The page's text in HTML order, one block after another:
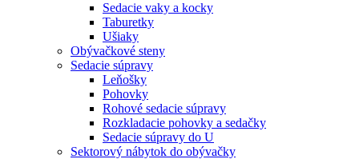
Sedacie vaky a kocky
Taburetky
Ušiaky
Obývačkové steny
Sedacie súpravy
Leňošky
Pohovky
Rohové sedacie súpravy
Rozkladacie pohovky a sedačky
Sedacie súpravy do U
Sektorový nábytok do obývačky